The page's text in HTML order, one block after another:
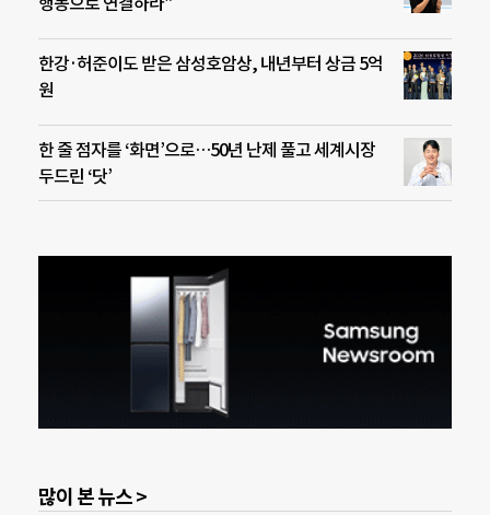
한강·허준이도 받은 삼성호암상, 내년부터 상금 5억
원
한 줄 점자를 ‘화면’으로…50년 난제 풀고 세계시장
두드린 ‘닷’
많이 본 뉴스 >